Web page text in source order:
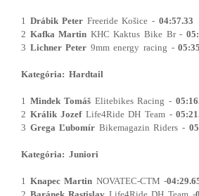
1 Drábik Peter Freeride Košice - 04:57.33
2 Kafka Martin KHC Kaktus Bike Br -
3 Lichner Peter 9mm energy racing -
Kategória: Hardtail
1 Mindek Tomáš Elitebikes Racing -
2 Králik JozefLife4Ride DH Team -
3 Grega Ľubomír Bikemagazin Riders -
Kategória: Juniori
1 Knapec Martin NOVATEC-CTM -